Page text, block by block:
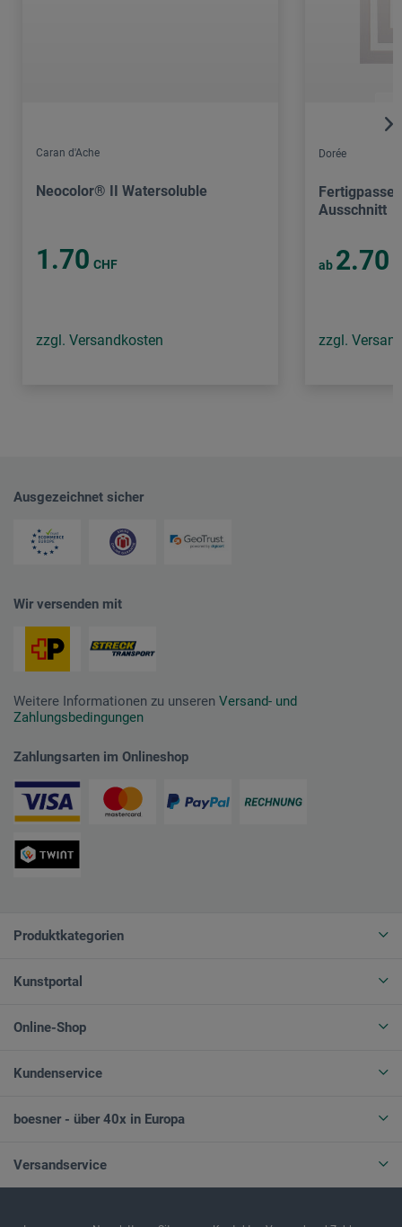
Caran d'Ache
Neocolor® II Watersoluble
1.70 CHF
zzgl. Versandkosten
Dorée
Ausschnitt
ab 2.70
zzgl.
Ausgezeichnet sicher
Wir versenden mit
Weitere Informationen zu unseren Versand- und
Zahlungsbedingungen
Zahlungsarten im Onlineshop
Produktkategorien
Kunstportal
Online-Shop
Kundenservice
boesner - über 40x in Europa
Versandservice